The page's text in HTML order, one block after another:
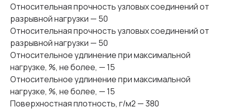
Относительная прочность узловых соединений от
разрывной нагрузки — 50
Относительная прочность узловых соединений от
разрывной нагрузки — 50
Относительное удлинение при максимальной
нагрузке, %, не более, — 15
Относительное удлинение при максимальной
нагрузке, %, не более, — 15
Поверхностная плотность, г/м2 — 380